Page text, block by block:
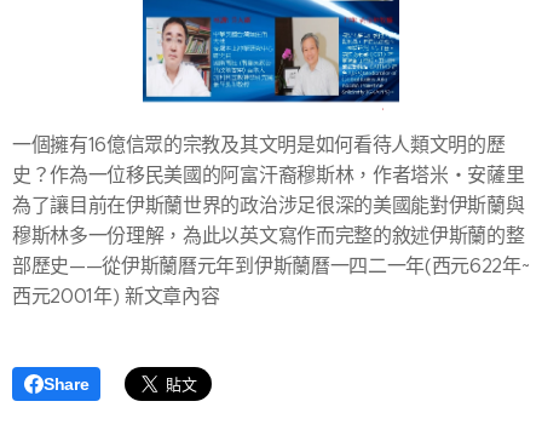
一個擁有16億信眾的宗教及其文明是如何看待人類文明的歷
史？作為一位移民美國的阿富汗裔穆斯林，作者塔米‧安薩里
為了讓目前在伊斯蘭世界的政治涉足很深的美國能對伊斯蘭與
穆斯林多一份理解，為此以英文寫作而完整的敘述伊斯蘭的整
部歷史——從伊斯蘭曆元年到伊斯蘭曆一四二一年(西元622年~
西元2001年) 新文章內容
Share